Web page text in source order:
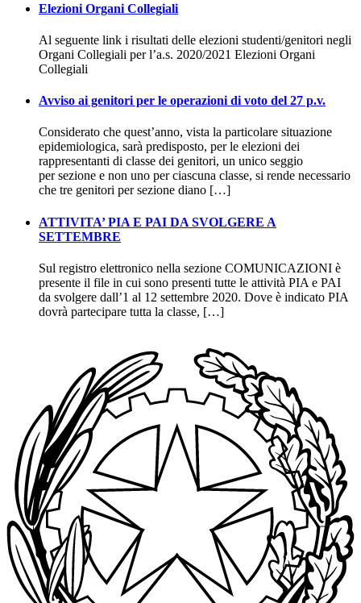
Elezioni Organi Collegiali
Al seguente link i risultati delle elezioni studenti/genitori negli
Organi Collegiali per l’a.s. 2020/2021 Elezioni Organi
Collegiali
Avviso ai genitori per le operazioni di voto del 27 p.v.
Considerato che quest’anno, vista la particolare situazione
epidemiologica, sarà predisposto, per le elezioni dei
rappresentanti di classe dei genitori, un unico seggio
per sezione e non uno per ciascuna classe, si rende necessario
che tre genitori per sezione diano […]
ATTIVITA’ PIA E PAI DA SVOLGERE A
SETTEMBRE
Sul registro elettronico nella sezione COMUNICAZIONI è
presente il file in cui sono presenti tutte le attività PIA e PAI
da svolgere dall’1 al 12 settembre 2020. Dove è indicato PIA
dovrà partecipare tutta la classe, […]